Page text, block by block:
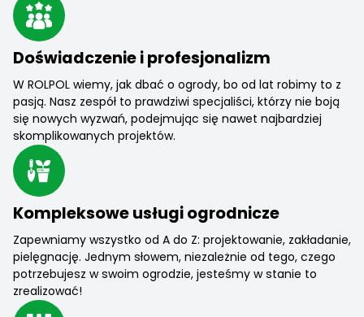
Doświadczenie i profesjonalizm
W ROLPOL wiemy, jak dbać o ogrody, bo od lat robimy to z
pasją. Nasz zespół to prawdziwi specjaliści, którzy nie boją
się nowych wyzwań, podejmując się nawet najbardziej
skomplikowanych projektów.
Kompleksowe usługi ogrodnicze
Zapewniamy wszystko od A do Z: projektowanie, zakładanie,
pielęgnację. Jednym słowem, niezależnie od tego, czego
potrzebujesz w swoim ogrodzie, jesteśmy w stanie to
zrealizować!